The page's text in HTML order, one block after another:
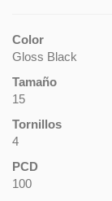
Color
Gloss Black
Tamaño
15
Tornillos
4
PCD
100